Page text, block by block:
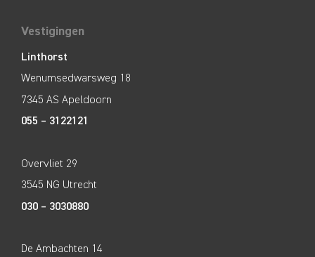
Vestigingen
Linthorst
Wenumsedwarsweg 18
7345 AS Apeldoorn
055 – 3122121
Overvliet 29
3545 NG Utrecht
030 – 3030880
De Ambachten 14